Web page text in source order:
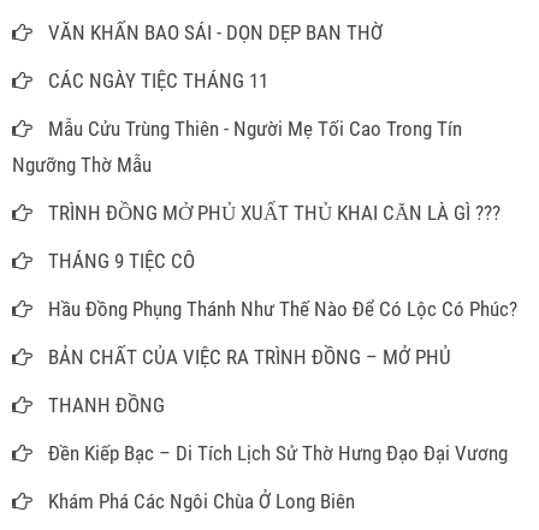
VĂN KHẤN BAO SÁI - DỌN DẸP BAN THỜ
CÁC NGÀY TIỆC THÁNG 11
Mẫu Cửu Trùng Thiên - Người Mẹ Tối Cao Trong Tín
Ngưỡng Thờ Mẫu
TRÌNH ĐỒNG MỞ PHỦ XUẤT THỦ KHAI CĂN LÀ GÌ ???
THÁNG 9 TIỆC CÔ
Hầu Đồng Phụng Thánh Như Thế Nào Để Có Lộc Có Phúc?
BẢN CHẤT CỦA VIỆC RA TRÌNH ĐỒNG – MỞ PHỦ
THANH ĐỒNG
Đền Kiếp Bạc – Di Tích Lịch Sử Thờ Hưng Đạo Đại Vương
Khám Phá Các Ngôi Chùa Ở Long Biên